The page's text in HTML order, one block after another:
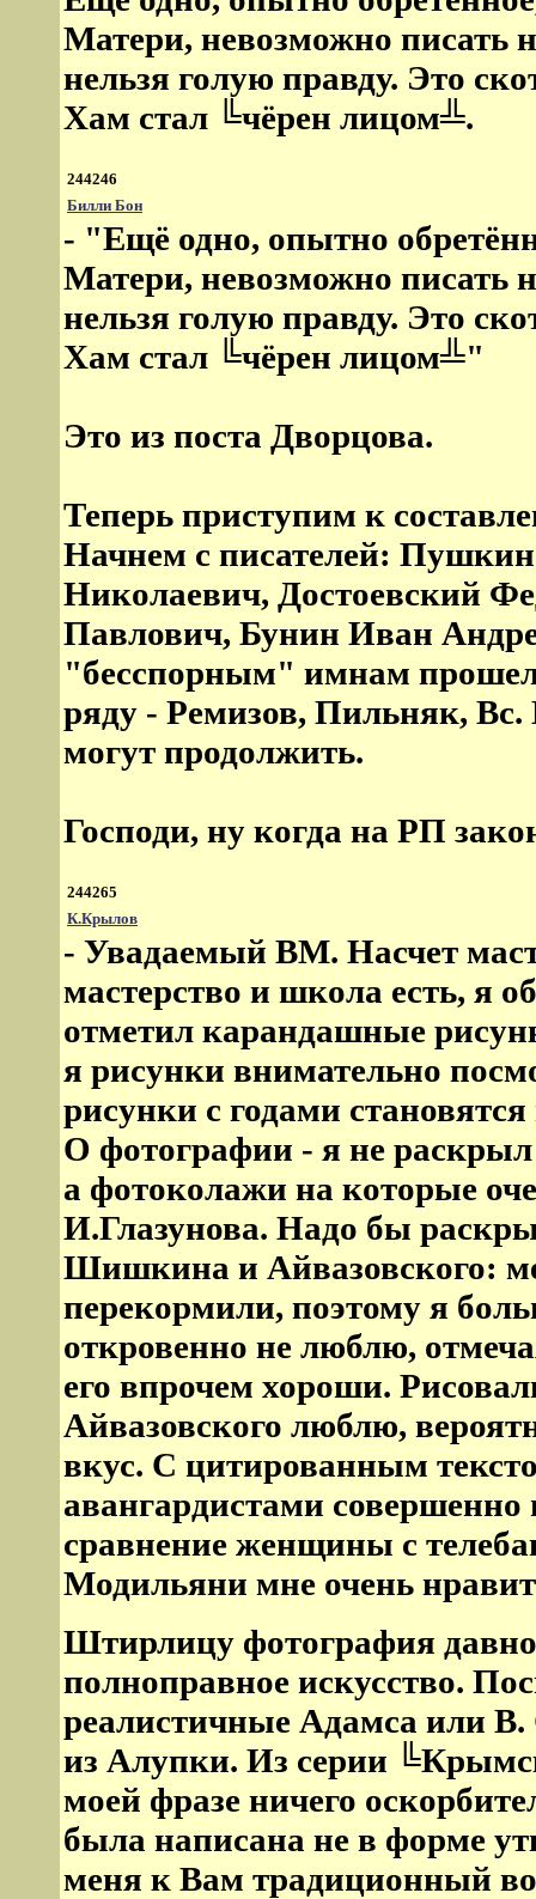
Матери, невозможно писать
нельзя голую правду. Это
Хам стал ╚чёрен лицом╩.
244246
Билли Бон
- "Ещё одно, опытно
Матери, невозможно писать
нельзя голую правду. Это
Хам стал ╚чёрен лицом╩"
Это из поста Дворцова.
Теперь приступим к
Начнем с писателей:
Николаевич, Достоевский
Павлович, Бунин Иван
"бесспорным" имнам
ряду - Ремизов, Пильняк,
могут продолжить.
Господи, ну когда на РП
244265
К.Крылов
- Увадаемый ВМ. Насчет
мастерство и школа есть, я
отметил карандашные
я рисунки внимательно
рисунки с годами становятся
О фотографии - я не раскрыл
а фотоколажи на которые
И.Глазунова. Надо бы
Шишкина и Айвазовского:
перекормили, поэтому я
откровенно не люблю,
его впрочем хороши.
Айвазовского люблю,
вкус. С цитированным
авангардистами совершенно
сравнение женщины с
Модильяни мне очень
Штирлицу фотография давно
полноправное искусство.
реалистичные Адамса или
из Алупки. Из серии
моей фразе ничего
была написана не в форме
меня к Вам традиционный